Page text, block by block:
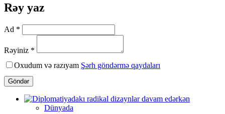
Rəy yaz
Ad *
Rəyiniz *
Oxudum və razıyam Şərh göndərmə qaydaları
Göndər
Dünyada